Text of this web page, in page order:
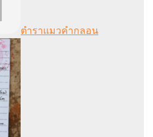
ตำราแมวคำกลอน